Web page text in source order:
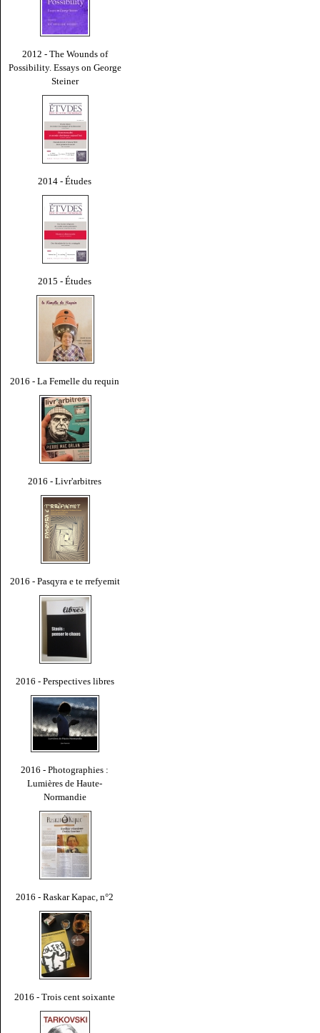
2012 - The Wounds of
Possibility. Essays on George
Steiner
2014 - Études
2015 - Études
2016 - La Femelle du requin
2016 - Livr'arbitres
2016 - Pasqyra e te rrefyemit
2016 - Perspectives libres
2016 - Photographies :
Lumières de Haute-
Normandie
2016 - Raskar Kapac, n°2
2016 - Trois cent soixante